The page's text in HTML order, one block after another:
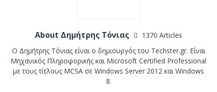
About Δημήτρης Τόνιας
1370 Articles
Ο Δημήτρης Τόνιας είναι ο δημιουργός του Techster.gr. Είναι
Μηχανικός Πληροφορικής και Microsoft Certified Professional
με τους τίτλους MCSA σε Windows Server 2012 και Windows
8.